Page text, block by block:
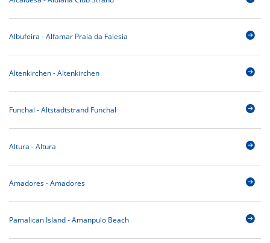
Albufeira - Alfamar Praia da Falesia
Altenkirchen - Altenkirchen
Funchal - Altstadtstrand Funchal
Altura - Altura
Amadores - Amadores
Pamalican Island - Amanpulo Beach